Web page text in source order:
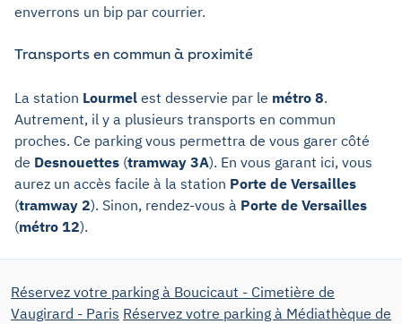
enverrons un bip par courrier.
Transports en commun à proximité
La station Lourmel est desservie par le métro 8.
Autrement, il y a plusieurs transports en commun
proches. Ce parking vous permettra de vous garer côté
de Desnouettes (tramway 3A). En vous garant ici, vous
aurez un accès facile à la station Porte de Versailles
(tramway 2). Sinon, rendez-vous à Porte de Versailles
(métro 12).
Réservez votre parking à Boucicaut - Cimetière de
Vaugirard - Paris Réservez votre parking à Médiathèque de